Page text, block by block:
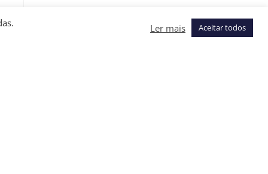
Ler mais Aceitar todos